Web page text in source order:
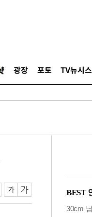
광장 포토 TV뉴시스